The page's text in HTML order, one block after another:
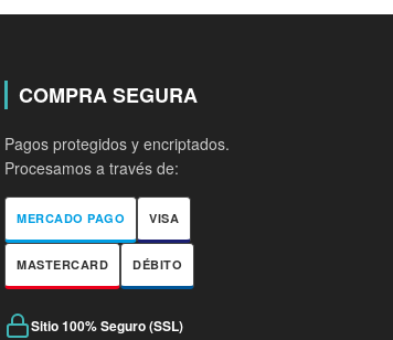
COMPRA SEGURA
Pagos protegidos y encriptados.
Procesamos a través de:
MERCADO PAGO VISA
MASTERCARD DÉBITO
Sitio 100% Seguro (SSL)